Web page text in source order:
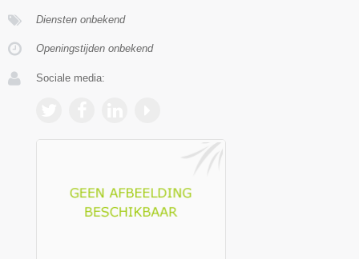
Diensten onbekend
Openingstijden onbekend
Sociale media: